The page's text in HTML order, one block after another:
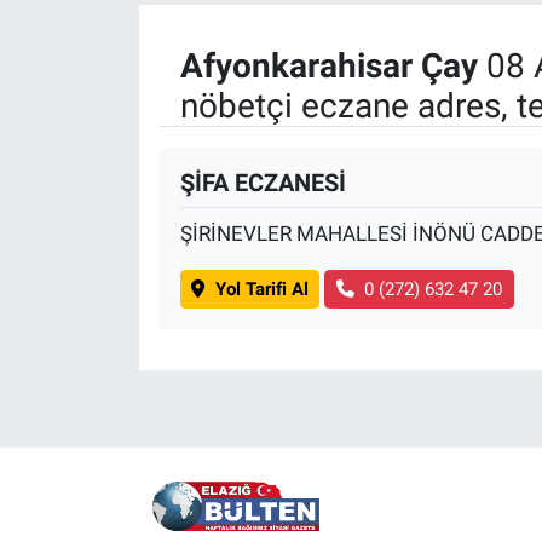
Afyonkarahisar Çay08
nöbetçi eczane adres,
ŞİFA ECZANESİ
ŞİRİNEVLER MAHALLESİ İNÖNÜ
Yol Tarifi Al 0 (272) 632 47 20